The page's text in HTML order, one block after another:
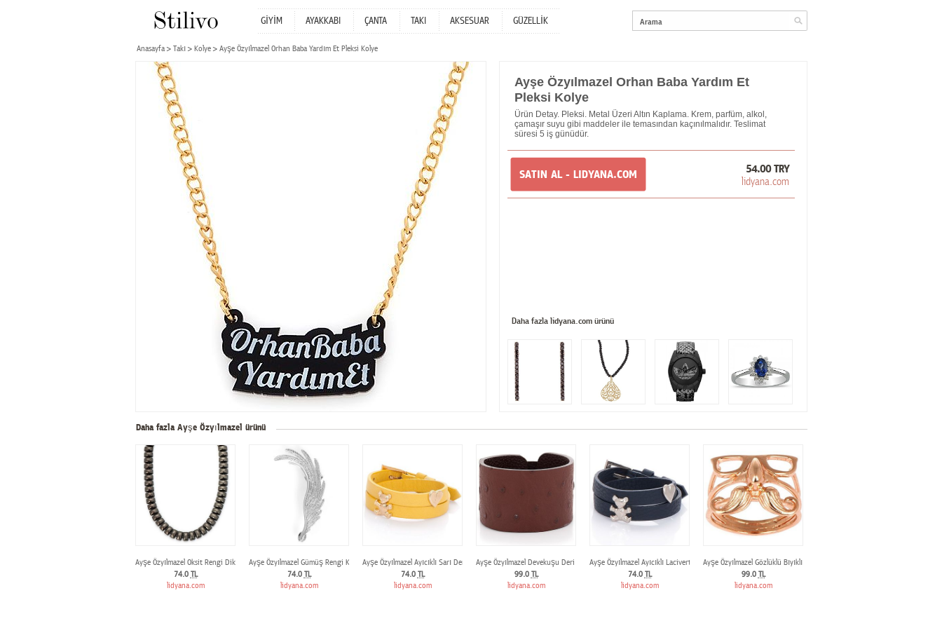
GİYİM AYAKKABI ÇANTA TAKI AKSESUAR GÜZELLİK
Anasayfa Takı Kolye Ayşe Özyılmazel Orhan Baba Yardım Et Pleksi Kolye
Ayşe Özyılmazel Orhan Baba Yardım Et
Pleksi Kolye
Ürün Detay. Pleksi. Metal Üzeri Altın Kaplama. Krem, parfüm, alkol,
çamaşır suyu gibi maddeler ile temasından kaçınılmalıdır. Teslimat
süresi 5 iş günüdür.
SATIN AL - LIDYANA.COM 54.00 TRY
lidyana.com
Daha fazla lidyana.com ürünü
Daha fazla Ayşe Özyılmazel ürünü
Ayşe Özyılmazel Oksit Rengi Dikdörtgen Sıra Kolye
74.0 TL
lidyana.com
Ayşe Özyılmazel Gümüş Rengi Kanat Ear Cuff
74.0 TL
lidyana.com
Ayşe Özyılmazel Ayıcıklı Sarı Deri Bileklik
74.0 TL
lidyana.com
Ayşe Özyılmazel Devekuşu Deri Bileklik
99.0 TL
lidyana.com
Ayşe Özyılmazel Ayıcıklı Lacivert Deri Bileklik
74.0 TL
lidyana.com
Ayşe Özyılmazel Gözlüklü Bıyıklı Yüzük
99.0 TL
lidyana.com